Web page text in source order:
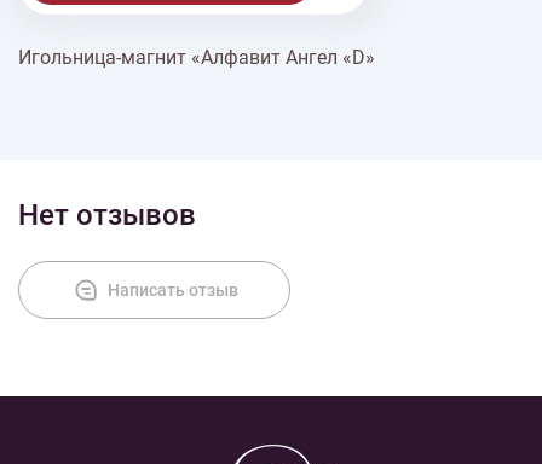
% Скидки
Игольница-магнит «Алфавит Ангел «D»
Нет отзывов
Написать отзыв